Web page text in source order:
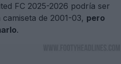
FC 2025-2026 podría ser
de 2001-03, pero
.